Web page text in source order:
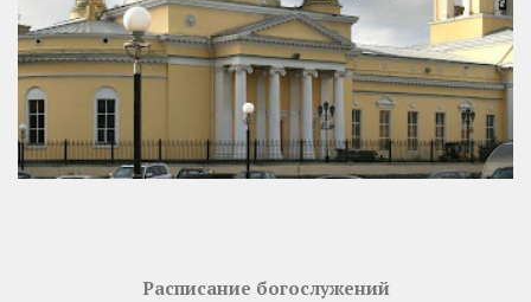
Расписание богослужений